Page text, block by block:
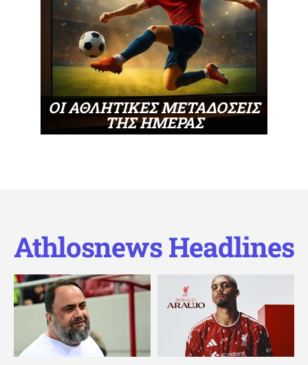
ΟΙ ΑΘΛΗΤΙΚΕΣ ΜΕΤΑΔΟΣΕΙΣ
ΤΗΣ ΗΜΕΡΑΣ
Athlosnews Headlines